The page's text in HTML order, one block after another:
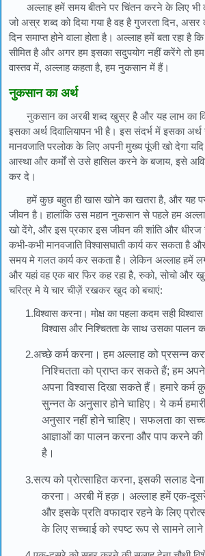
अल्लाह हमें समय बीतने पर चिंतन करने के लिए
जो अस्र शब्द को दिया गया है वह है गुजरता दिन,
दिन समाप्त होने वाला होता है। अल्लाह हमें बता रहा है
सीमित है और अगर हम इसका सदुपयोग नहीं करेंगे तो हम
वास्तव में, अल्लाह कहता है, हम नुकसान में हैं।
नुकसान का अर्थ
नुकसान का अरबी शब्द खुस्र है और यह लाभ का
इसका अर्थ दिवालियापन भी है। इस संदर्भ में इसका
मानवजाति परलोक के लिए अपनी मुख्य पूंजी खो देगा
आस्था और कर्मों से उसे हासिल करने के बजाय, इसे
कर दे।
हमें कुछ बहुत ही खास खोने का खतरा है, और यह
जीवन है। हालांकि उस महान नुकसान से पहले हम
खो देंगे, और इस प्रकार इस जीवन की शांति और
कभी-कभी मानवजाति विश्वासघाती कार्य कर सकता है
समय मे गलत कार्य कर सकता है। लेकिन अल्लाह हमें
और यहां वह एक बार फिर कह रहा है, रुको, सोचो और
चरित्र मे ये चार चीज़ें रखकर खुद को बचाएं:
1.विश्वास करना। मोक्ष का पहला कदम सही
विश्वास और निश्चितता के साथ उसका पालन
2.अच्छे कर्म करना। हम अल्लाह को प्रसन्न
निश्चितता को प्राप्त कर सकते हैं; हम अपने
अपना विश्वास दिखा सकते हैं। हमारे कर्म
सुन्नत के अनुसार होने चाहिए। ये कर्म
अनुसार नहीं होने चाहिए। सफलता का
आज्ञाओं का पालन करना और पाप करने की
है।
3.सत्य को प्रोत्साहित करना, इसकी सलाह
करना। अरबी में हक़। अल्लाह हमें एक-दूसरे
और इसके प्रति वफादार रहने के लिए
के लिए सच्चाई को स्पष्ट रूप से सामने